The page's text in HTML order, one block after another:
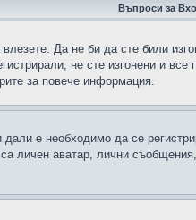
Въпроси за
Да не би да сте били
не сте изгонени и
за повече информация.
е необходимо да се
личен аватар, лични